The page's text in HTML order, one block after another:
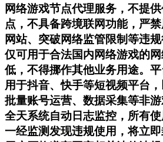
网络游戏节点代理服务，不提
点，不具备跨境联网功能，严
网站、突破网络监管限制等违
仅可用于合法国内网络游戏的
低，不得挪作其他业务用途。
用于抖音、快手等短视频平台，
批量账号运营、数据采集等非
全天系统自动日志监控，所有使
一经监测发现违规使用，将立